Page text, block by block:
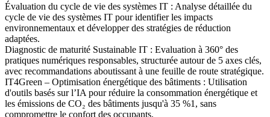
Évaluation du cycle de vie des systèmes IT : Analyse détaillée du
cycle de vie des systèmes IT pour identifier les impacts
environnementaux et développer des stratégies de réduction
adaptées.
Diagnostic de maturité Sustainable IT : Evaluation à 360° des
pratiques numériques responsables, structurée autour de 5 axes clés,
avec recommandations aboutissant à une feuille de route stratégique.
IT4Green – Optimisation énergétique des bâtiments : Utilisation
d'outils basés sur l’IA pour réduire la consommation énergétique et
les émissions de CO₂ des bâtiments jusqu'à 35 %1, sans
compromettre le confort des occupants.